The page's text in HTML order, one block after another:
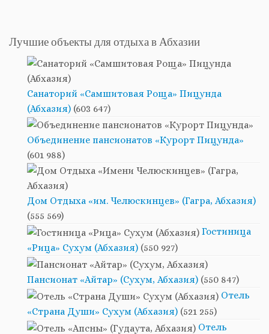
Лучшие объекты для отдыха в Абхазии
Санаторий «Самшитовая Роща» Пицунда
(Абхазия) (603 647)
Объединение пансионатов «Курорт Пицунда»
(601 988)
Дом Отдыха «им. Челюскинцев» (Гагра, Абхазия)
(555 569)
Гостиница
«Рица» Сухум (Абхазия) (550 927)
Пансионат «Айтар» (Сухум, Абхазия) (550 847)
Отель
«Страна Души» Сухум (Абхазия) (521 255)
Отель